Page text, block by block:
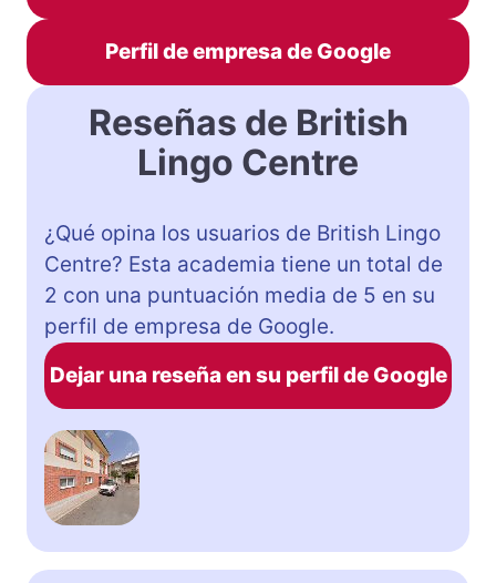
Perfil de empresa de Google
Reseñas de British
Lingo Centre
¿Qué opina los usuarios de British Lingo
Centre? Esta academia tiene un total de
2 con una puntuación media de 5 en su
perfil de empresa de Google.
Dejar una reseña en su perfil de Google